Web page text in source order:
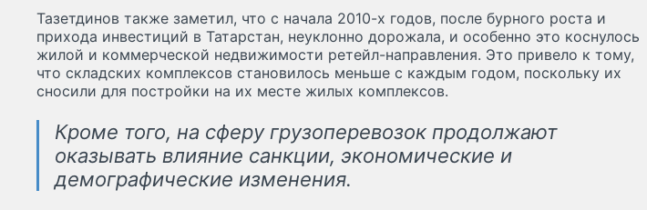
Тазетдинов также заметил, что с начала 2010-х годов, после бурного роста и
прихода инвестиций в Татарстан, неуклонно дорожала, и особенно это коснулось
жилой и коммерческой недвижимости ретейл-направления. Это привело к тому,
что складских комплексов становилось меньше с каждым годом, поскольку их
сносили для постройки на их месте жилых комплексов.
Кроме того, на сферу грузоперевозок продолжают
оказывать влияние санкции, экономические и
демографические изменения.